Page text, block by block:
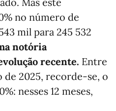
no número de
mil para 245 532
notória
recente. Entre
de 2025, recorde-se, o
nesses 12 meses,